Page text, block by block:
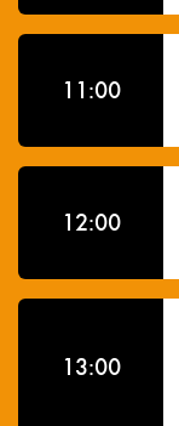
11:00
12:00
13:00